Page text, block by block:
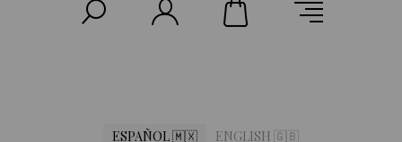
ESPAÑOL 🇲🇽 ENGLISH 🇬🇧